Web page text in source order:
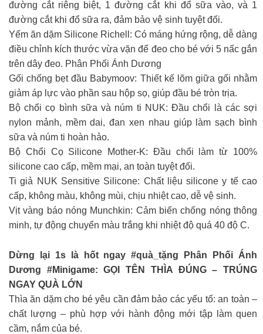
đường cắt riêng biệt, 1 đường cắt khi đổ sữa vào, và 1
đường cắt khi đổ sữa ra, đảm bảo vệ sinh tuyệt đối.
Yếm ăn dặm Silicone Richell: Có máng hứng rộng, dễ dàng
điều chỉnh kích thước vừa vặn để đeo cho bé với 5 nấc gắn
trên dây đeo. Phân Phối Ánh Dương
Gối chống bẹt đầu Babymoov: Thiết kế lõm giữa gối nhằm
giảm áp lực vào phần sau hộp sọ, giúp đầu bé tròn trịa.
Bộ chổi cọ bình sữa và núm ti NUK: Đầu chổi là các sợi
nylon mảnh, mềm dai, đan xen nhau giúp làm sạch bình
sữa và núm ti hoàn hảo.
Bộ Chổi Cọ Silicone Mother-K: Đầu chổi làm từ 100%
silicone cao cấp, mềm mại, an toàn tuyệt đối.
Ti giả NUK Sensitive Silicone: Chất liệu silicone y tế cao
cấp, không màu, không mùi, chịu nhiệt cao, dễ vệ sinh.
Vịt vàng báo nóng Munchkin: Cảm biến chống nóng thông
minh, tự động chuyển màu trắng khi nhiệt độ quá 40 độ C.
Dừng lại 1s là hốt ngay #quà_tặng️ Phân Phối Ánh
Dương #Minigame: GỌI TÊN THÌA ĐÚNG – TRÚNG
NGAY QUÀ LỚN
Thìa ăn dặm cho bé yêu cần đảm bảo các yếu tố: an toàn –
chất lượng – phù hợp với hành động mới tập làm quen
cầm, nắm của bé.